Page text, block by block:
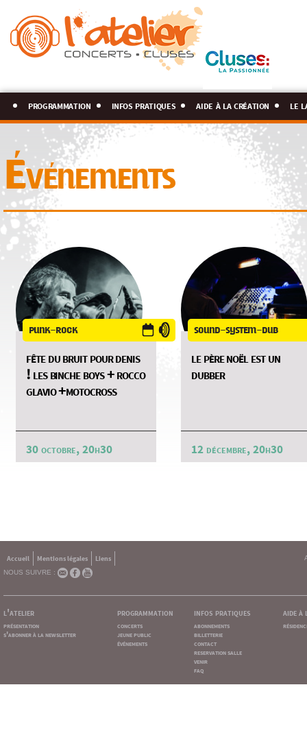
programmation infos pratiques aide à la création le
Événements
punk-rock
fête du bruit pour denis
! les binche boys + rocco
glavio +motocross
30 octobre, 20h30
sound-system-dub
le père noël est un
dubber
12 décembre, 20h30
Accueil Mentions légales
Liens
NOUS SUIVRE :
l'atelier
présentation
s'abonner à la newsletter
programmation
concerts
jeune public
événements
infos pratiques
abonnements
billetterie
contact
reservation salle
venir
faq
aide